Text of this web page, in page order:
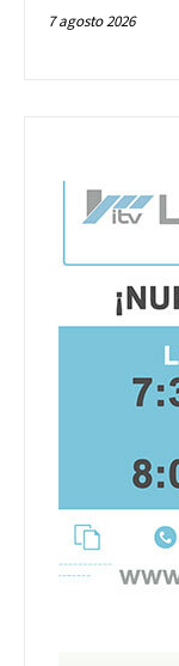
7 agosto 2026